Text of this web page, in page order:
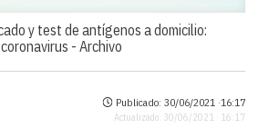
y test de antígenos a domicilio:
-Archivo
Publicado: 30/06/2021 ·16:17
Actualizado: 30/06/2021 · 16:17